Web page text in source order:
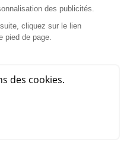
des publicités.
cliquez sur le lien
pied de page.
des cookies.
?
fréquemment
de nombreuses
telles que l'avoine,
l'eau de cuisson pour
saveurs
d'utiliser cette